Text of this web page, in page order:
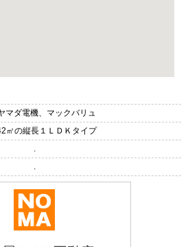
マダ電機、マックバリュ
㎡の縦長１ＬＤＫタイプ
.
.